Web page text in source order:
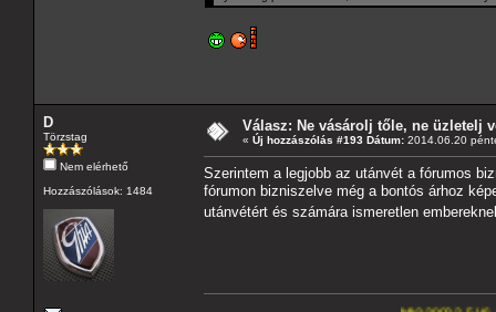
D
Törzstag
Nem elérhető
Hozzászólások: 1484
Válasz: Ne vásárolj tőle, ne üzletelj
« Új hozzászólás #193 Dátum: 2014.06.20
Szerintem a legjobb az utánvét a fórumos
fórumon bizniszelve még a bontós árhoz
utánvétért és számára ismeretlen